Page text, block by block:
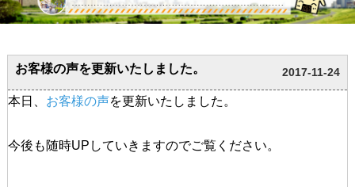
お客様の声を更新いたしました。 2017-11-24
本日、 お客様の声を更新いたしました。
今後も随時UPしていきますのでご覧ください。